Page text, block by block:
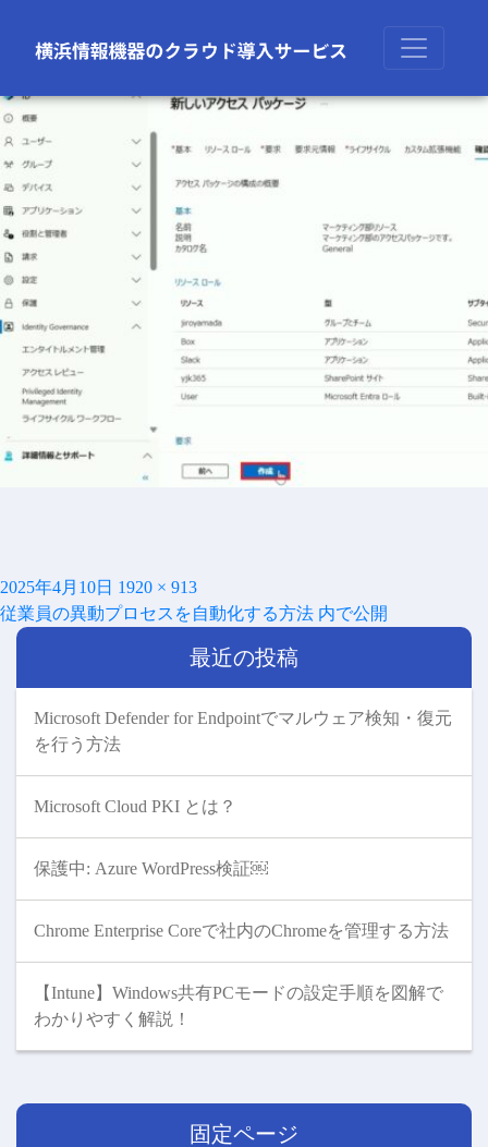
次の画像
投
稿
日:
2025年4月10日 フ
ル
ズ
1920 × 913
投
従業員の異動プロセスを自動化する方法 内で公開
最近の投稿
Microsoft Defender for Endpointでマルウェア検知・復元
を行う方法
Microsoft Cloud PKI とは？
保護中: Azure WordPress検証￼
Chrome Enterprise Coreで社内のChromeを管理する方法
【Intune】Windows共有PCモードの設定手順を図解で
わかりやすく解説！
固定ページ